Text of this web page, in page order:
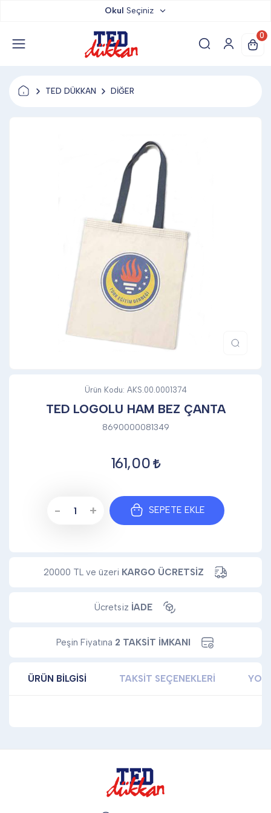
TED YAYINLARI
BARDAK ALTLIĞI & MAGNET
KALEM & KALEM SETİ
TERMOS & FİNCAN
Okul Seçiniz
0
TED DÜKKAN DİĞER
Ürün Kodu: AKS.00.0001374
TED LOGOLU HAM BEZ ÇANTA
8690000081349
161,00
- + SEPETE EKLE
20000 TL ve üzeri KARGO ÜCRETSİZ
Ücretsiz İADE
Peşin Fiyatına 2 TAKSİT İMKANI
ÜRÜN BILGISI TAKSIT SEÇENEKLERI